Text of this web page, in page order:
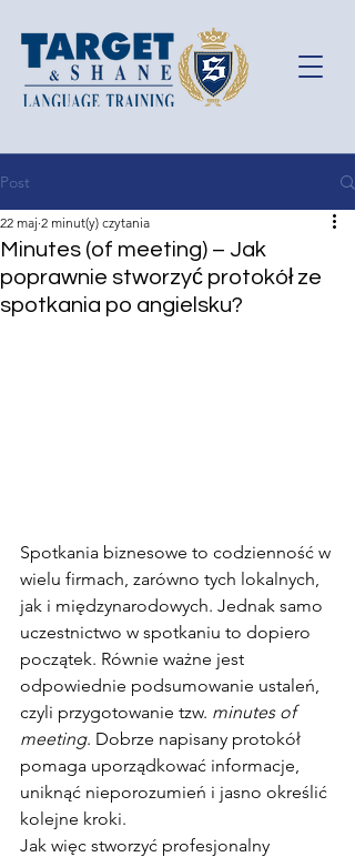
Post
Minutes (of meeting) – Jak
poprawnie stworzyć protokół ze
spotkania po angielsku?
22 maj 2 minut(y) czytania
Spotkania biznesowe to codzienność w
wielu firmach, zarówno tych lokalnych,
jak i międzynarodowych. Jednak samo
uczestnictwo w spotkaniu to dopiero
początek. Równie ważne jest
odpowiednie podsumowanie ustaleń,
czyli przygotowanie tzw. minutes of
meeting. Dobrze napisany protokół
pomaga uporządkować informacje,
uniknąć nieporozumień i jasno określić
kolejne kroki.
Jak więc stworzyć profesjonalny